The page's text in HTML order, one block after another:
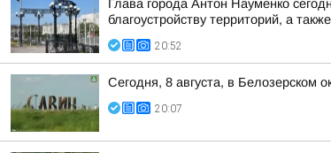
Глава города Антон Науменко
благоустройству территорий, а
20:52
Сегодня, 8 августа, в Белозерском
20:07